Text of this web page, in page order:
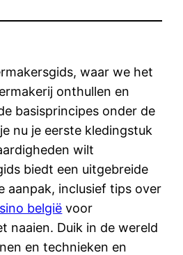
waar we het
onthullen en
basisprincipes onder de
nu je eerste kledingstuk
wilt
biedt een uitgebreide
aanpak, inclusief tips over
belgië voor
naaien. Duik in de wereld
en technieken en